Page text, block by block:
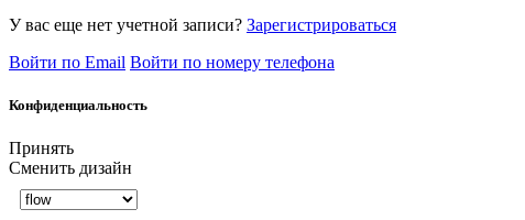
У вас еще нет учетной записи? Зарегистрироваться
Войти по Email Войти по номеру телефона
Конфиденциальность
Принять
Сменить дизайн